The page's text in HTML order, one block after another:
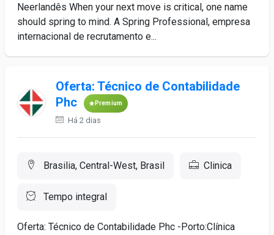
Neerlandês When your next move is critical, one name
should spring to mind. A Spring Professional, empresa
internacional de recrutamento e...
Oferta: Técnico de Contabilidade
Phc
Premium
Há 2 dias
Brasilia, Central-West, Brasil Clinica
Tempo integral
Oferta: Técnico de Contabilidade Phc -Porto:Clínica